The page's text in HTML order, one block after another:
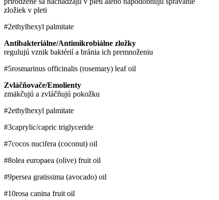
zložiek v pleti
#2ethylhexyl palmitate
Antibakteriálne/Antimikrobiálne zložky
regulujú vznik baktérií a bránia ich premnoženiu
#5rosmarinus officinalis (rosemary) leaf oil
Zvláčňovače/Emolienty
zmäkčujú a zvláčňujú pokožku
#2ethylhexyl palmitate
#3caprylic/​capric triglyceride
#7cocos nucifera (coconut) oil
#8olea europaea (olive) fruit oil
#9persea gratissima (avocado) oil
#10rosa canina fruit oil